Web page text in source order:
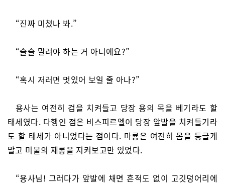
“진짜 미쳤나 봐.”
“슬슬 말려야 하는 거 아니에요?”
“혹시 저러면 멋있어 보일 줄 아나?”
용사는 여전히 검을 치켜들고 당장 용의 목을 베기라도 할
태세였다. 다행인 점은 비스피르엘이 당장 앞발을 치켜들기라
도 할 태세가 아니었다는 점이다. 마룡은 여전히 몸을 둥글게
말고 미물의 재롱을 지켜보고만 있었다.
“용사님! 그러다가 앞발에 채면 흔적도 없이 고깃덩어리에